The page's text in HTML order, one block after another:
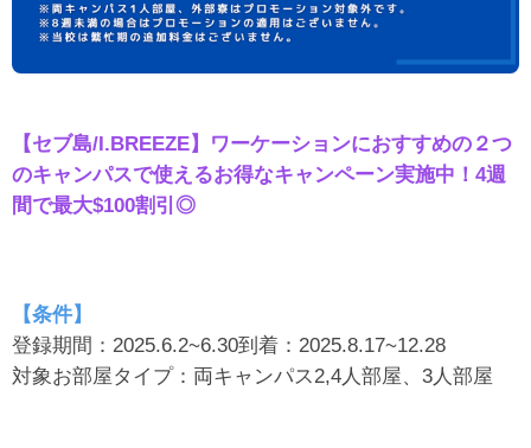
【セブ島/I.BREEZE】ワーケーションにおすすめの２つ
のキャンパスで使えるお得なキャンペーン実施中！4週
間で最大$100割引◎
【条件】
登録期間：2025.6.2~6.30到着：2025.8.17~12.28
対象お部屋タイプ：両キャンパス2,4人部屋、3人部屋